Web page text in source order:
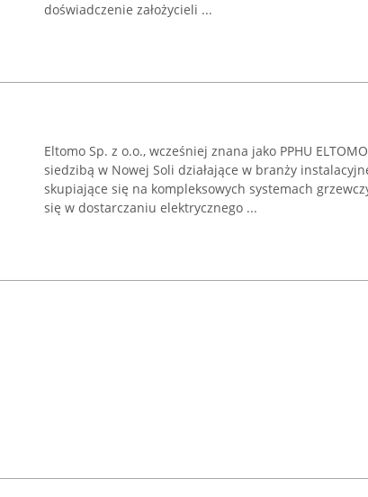
doświadczenie założycieli ...
Eltomo Sp. z o.o., wcześniej znana jako PPHU
siedzibą w Nowej Soli działające w branży
skupiające się na kompleksowych systemach
się w dostarczaniu elektrycznego ...